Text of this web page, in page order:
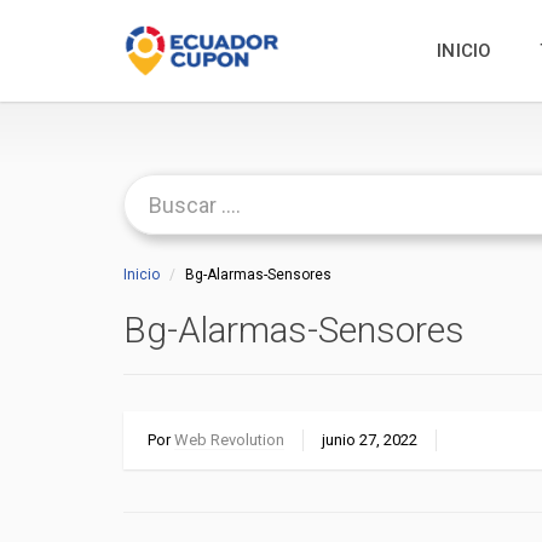
INICIO
Inicio Bg-Alarmas-Sensores
Bg-Alarmas-Sensores
PorWeb Revolution junio 27, 2022